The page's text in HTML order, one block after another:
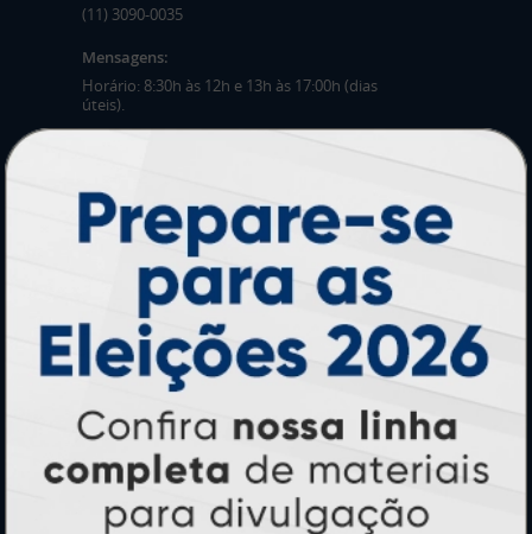
(11) 3090-0035
Mensagens:
Horário: 8:30h às 12h e 13h às 17:00h (dias
úteis).
PRODUTOS
Pastas
Ímãs
Cartão de Visita
Folder, Flyer e Panfleto
Banners e Lonas
Calendários 2027